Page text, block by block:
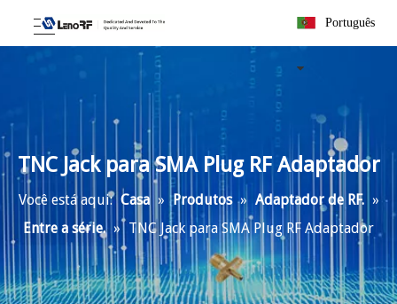
Português
TNC Jack para SMA Plug RF Adaptador
Você está aqui: Casa » Produtos » Adaptador de RF. »
Entre a série. » TNC Jack para SMA Plug RF Adaptador